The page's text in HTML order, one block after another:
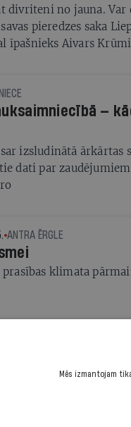
divriteni no jauna. Var
pieredzes saka
īpašnieks Aivars
—
izsludinātā ārkārtas
dati par
ANTRA ĒRGLE
klimata
Mēs izmantojam